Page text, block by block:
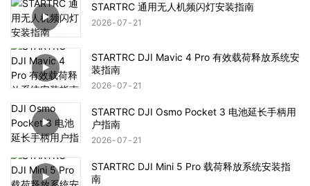
STARTRC 通用无人机频闪灯安装指南
2026 07 21
STARTRC DJI Mavic 4 Pro 有效载荷释放系统安
装指南
2026 07 21
STARTRC DJI Osmo Pocket 3 电池延长手柄用
户指南
2026 07 21
STARTRC DJI Mini 5 Pro 载荷释放系统安装指
南